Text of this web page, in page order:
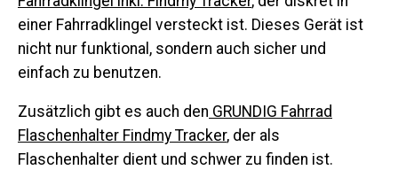
einer Fahrradklingel versteckt ist. Dieses Gerät ist
nicht nur funktional, sondern auch sicher und
einfach zu benutzen.
Zusätzlich gibt es auch den GRUNDIG Fahrrad
Flaschenhalter Findmy Tracker, der als
Flaschenhalter dient und schwer zu finden ist.